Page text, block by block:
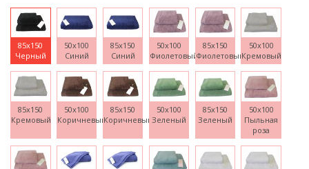
85x150
Черный
50x100
Синий
85x150
Синий
50x100
Фиолетовый
85x150
Фиолетовый
50x100
Кремовый
85x150
Кремовый
50x100
Коричневый
85x150
Коричневый
50x100
Зеленый
85x150
Зеленый
50x100
Пыльная
роза